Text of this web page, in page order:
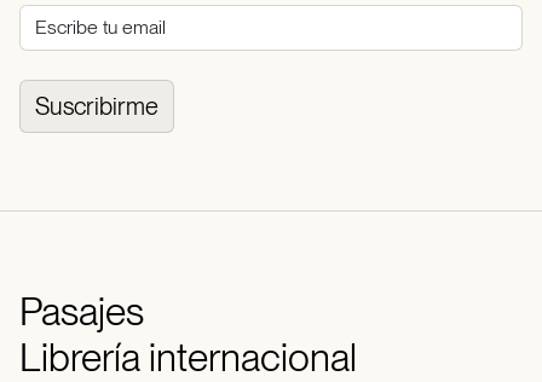
Suscribirme
Pasajes
Librería internacional